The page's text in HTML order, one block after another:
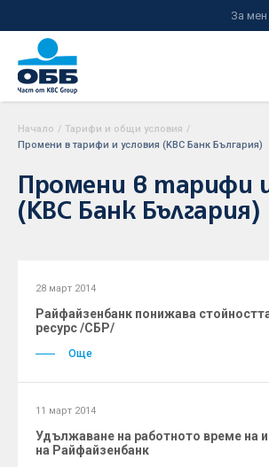
За мен
Начало / Тарифи и общи условия /
Промени в тарифи и условия (KBC Банк България)
Промени в тарифи
(KBC Банк България)
28 март 2014
Райфайзенбанк понижава
ресурс /СБР/
Още
11 март 2014
Удължаване на работното време на
на Райфайзенбанк